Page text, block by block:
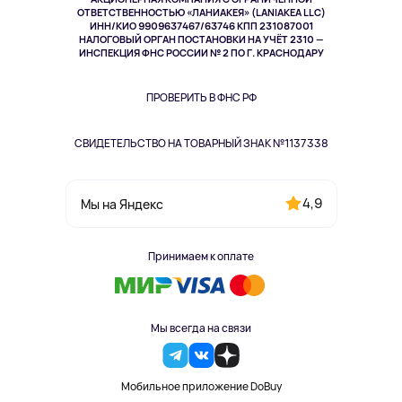
ОТВЕТСТВЕННОСТЬЮ «ЛАНИАКЕЯ» (LANIAKEA LLC)
ИНН/КИО 9909637467/63746 КПП 231087001
НАЛОГОВЫЙ ОРГАН ПОСТАНОВКИ НА УЧЁТ 2310 —
ИНСПЕКЦИЯ ФНС РОССИИ № 2 ПО Г. КРАСНОДАРУ
ПРОВЕРИТЬ В ФНС РФ
СВИДЕТЕЛЬСТВО НА ТОВАРНЫЙ ЗНАК №1137338
Мы на Яндекс 4,9
Принимаем к оплате
Мы всегда на связи
Мобильное приложение DoBuy
Здоровье питомцев
Одежда и аксессуары